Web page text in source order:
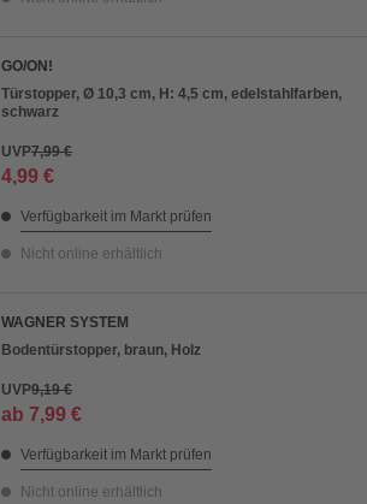
GO/ON!
Türstopper, Ø 10,3 cm, H: 4,5 cm, edelstahlfarben,
schwarz
UVP7,99 €
4,99 €
Verfügbarkeit im Markt prüfen
Nicht online erhältlich
WAGNER SYSTEM
Bodentürstopper, braun, Holz
UVP9,19 €
ab 7,99 €
Verfügbarkeit im Markt prüfen
Nicht online erhältlich